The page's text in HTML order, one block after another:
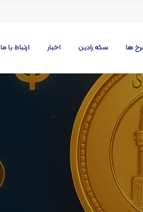
ها سکه رادین اخبار ارتباط با ما